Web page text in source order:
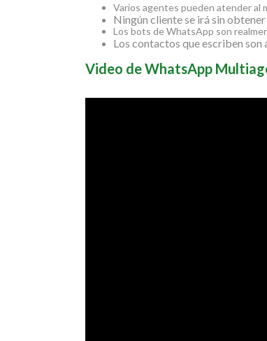
Varios agentes pueden atender al
Ningún cliente se irá sin obtener
Los bots de WhatsApp son
Los contactos que escriben son
Video de WhatsApp